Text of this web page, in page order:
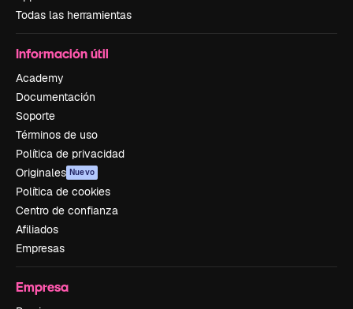
Todas las herramientas
Información útil
Academy
Documentación
Soporte
Términos de uso
Política de privacidad
Originales Nuevo
Política de cookies
Centro de confianza
Afiliados
Empresas
Empresa